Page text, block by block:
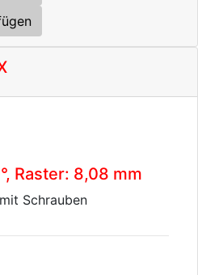
Raster: 8,08 mm
Schrauben